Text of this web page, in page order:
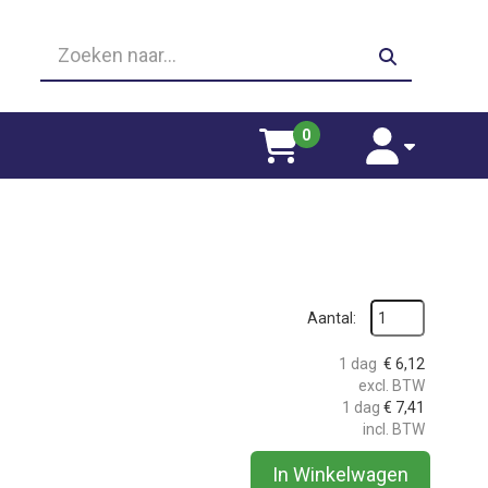
zoeken
winkelwagen
0
account
Aantal:
1 dag € 6,12
excl. BTW
1 dag € 7,41
incl. BTW
In Winkelwagen